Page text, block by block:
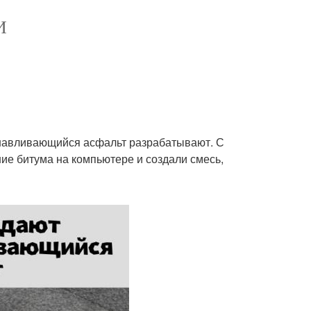
асфальт разрабатывают. С
битума на компьютере и создали смесь,